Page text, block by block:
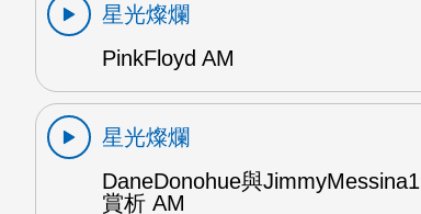
星光燦爛
PinkFloyd AM
星光燦爛
DaneDonohue與
賞析 AM